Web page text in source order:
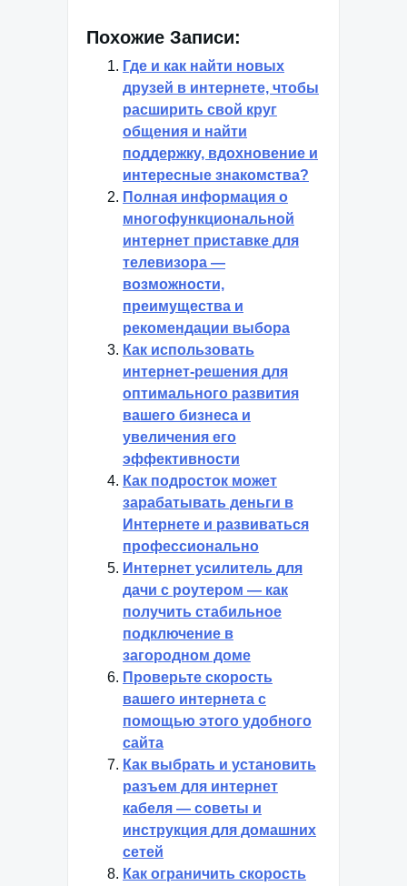
Похожие Записи:
Где и как найти новых
друзей в интернете, чтобы
расширить свой круг
общения и найти
поддержку, вдохновение и
интересные знакомства?
Полная информация о
многофункциональной
интернет приставке для
телевизора —
возможности,
преимущества и
рекомендации выбора
Как использовать
интернет-решения для
оптимального развития
вашего бизнеса и
увеличения его
эффективности
Как подросток может
зарабатывать деньги в
Интернете и развиваться
профессионально
Интернет усилитель для
дачи с роутером — как
получить стабильное
подключение в
загородном доме
Проверьте скорость
вашего интернета с
помощью этого удобного
сайта
Как выбрать и установить
разъем для интернет
кабеля — советы и
инструкция для домашних
сетей
Как ограничить скорость